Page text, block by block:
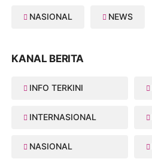
NASIONAL NEWS
KANAL BERITA
INFO TERKINI
INTERNASIONAL
NASIONAL